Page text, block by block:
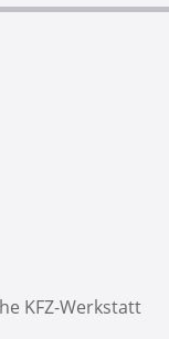
KFZ-Werkstatt